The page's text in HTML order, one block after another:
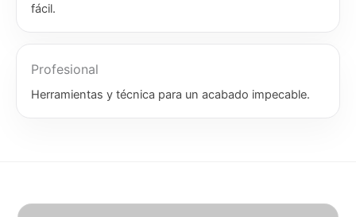
fácil.
Profesional
Herramientas y técnica para un acabado impecable.